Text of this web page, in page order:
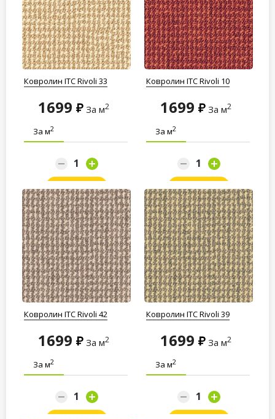
Ковролин ITC Rivoli 33
1699 За м2
За м2
Ковролин ITC Rivoli 10
1699 За м2
За м2
Ковролин ITC Rivoli 42
1699 За м2
За м2
Ковролин ITC Rivoli 39
1699 За м2
За м2